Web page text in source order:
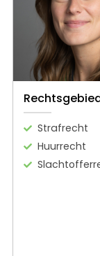
Strafrecht
Huurrecht